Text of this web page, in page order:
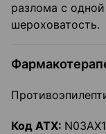
разлома с
шероховатость.
Код ATX: